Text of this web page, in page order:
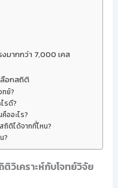
มากกว่า 7,000 เคส
อกสถิติ
ทย์?
รดี?
ออะไร?
ถิติได้จากที่ไหน?
?
วิเคราะห์กับโจทย์วิจัย